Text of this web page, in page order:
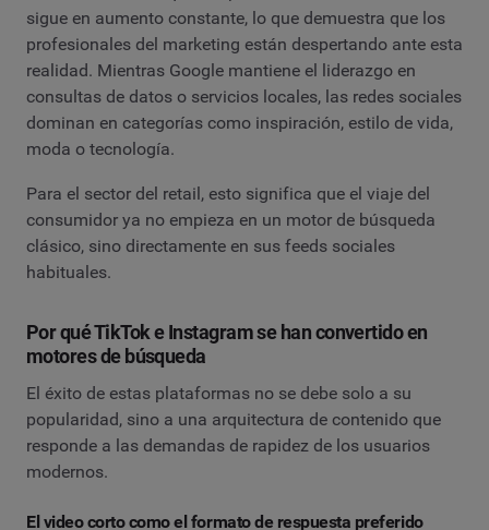
sigue en aumento constante, lo que demuestra que los
profesionales del marketing están despertando ante esta
realidad. Mientras Google mantiene el liderazgo en
consultas de datos o servicios locales, las redes sociales
dominan en categorías como inspiración, estilo de vida,
moda o tecnología.
Para el sector del retail, esto significa que el viaje del
consumidor ya no empieza en un motor de búsqueda
clásico, sino directamente en sus feeds sociales
habituales.
Por qué TikTok e Instagram se han convertido en
motores de búsqueda
El éxito de estas plataformas no se debe solo a su
popularidad, sino a una arquitectura de contenido que
responde a las demandas de rapidez de los usuarios
modernos.
El video corto como el formato de respuesta preferido